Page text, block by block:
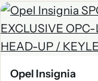
Opel Insignia